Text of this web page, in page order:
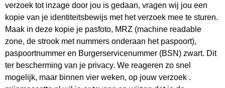
verzoek tot inzage door jou is gedaan, vragen wij jou een
kopie van je identiteitsbewijs met het verzoek mee te sturen.
Maak in deze kopie je pasfoto, MRZ (machine readable
zone, de strook met nummers onderaan het paspoort),
paspoortnummer en Burgerservicenummer (BSN) zwart. Dit
ter bescherming van je privacy. We reageren zo snel
mogelijk, maar binnen vier weken, op jouw verzoek .